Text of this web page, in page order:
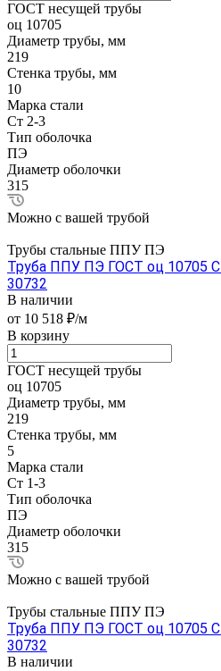
ГОСТ несущей трубы
оц 10705
Диаметр трубы, мм
219
Стенка трубы, мм
10
Марка стали
Ст 2-3
Тип оболочка
ПЭ
Диаметр оболочки
315
Можно с вашей трубой
Трубы стальные ППУ ПЭ
Труба ППУ ПЭ ГОСТ оц 10705
30732
В наличии
от 10 518 ₽/м
В корзину
ГОСТ несущей трубы
оц 10705
Диаметр трубы, мм
219
Стенка трубы, мм
5
Марка стали
Ст 1-3
Тип оболочка
ПЭ
Диаметр оболочки
315
Можно с вашей трубой
Трубы стальные ППУ ПЭ
Труба ППУ ПЭ ГОСТ оц 10705
30732
В наличии